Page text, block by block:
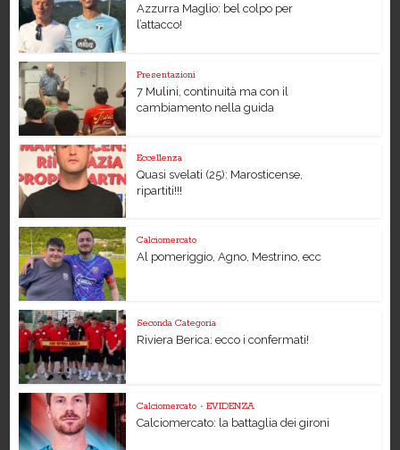
Azzurra Maglio: bel colpo per
l’attacco!
Presentazioni
7 Mulini, continuità ma con il
cambiamento nella guida
Eccellenza
Quasi svelati (25): Marosticense,
ripartiti!!!
Calciomercato
Al pomeriggio, Agno, Mestrino, ecc
Seconda Categoria
Riviera Berica: ecco i confermati!
Calciomercato • EVIDENZA
Calciomercato: la battaglia dei gironi